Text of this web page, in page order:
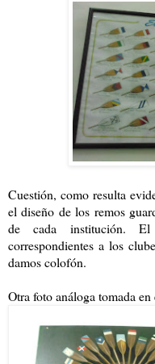
Cuestión, como resulta
el diseño de los remos
de cada institución.
correspondientes a los
damos colofón.
Otra foto análoga tomada